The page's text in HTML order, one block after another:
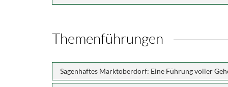
Themenführungen
Sagenhaftes Marktoberdorf: Eine Führung voller